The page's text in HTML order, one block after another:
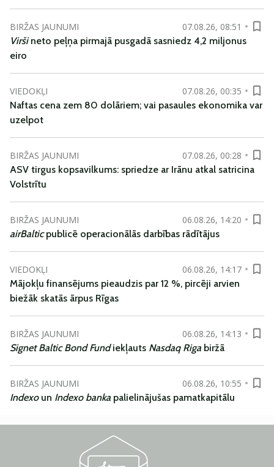
BIRŽAS JAUNUMI
07.08.26, 08:51
Viršineto peļņa pirmajā pusgadā sasniedz 4,2 miljonus
eiro
VIEDOKĻI
07.08.26, 00:35
Naftas cena zem 80 dolāriem; vai pasaules ekonomika var
uzelpot
BIRŽAS JAUNUMI
07.08.26, 00:28
ASV tirgus kopsavilkums: spriedze ar Irānu atkal satricina
Volstrītu
BIRŽAS JAUNUMI
06.08.26, 14:20
airBalticpublicē operacionālās darbības rādītājus
VIEDOKĻI
06.08.26, 14:17
Mājokļu finansējums pieaudzis par 12 %, pircēji arvien
biežāk skatās ārpus Rīgas
BIRŽAS JAUNUMI
06.08.26, 14:13
Signet Baltic Bond Fundiekļauts Nasdaq Riga biržā
BIRŽAS JAUNUMI
06.08.26, 10:55
Indexoun Indexo banka palielinājušas pamatkapitālu